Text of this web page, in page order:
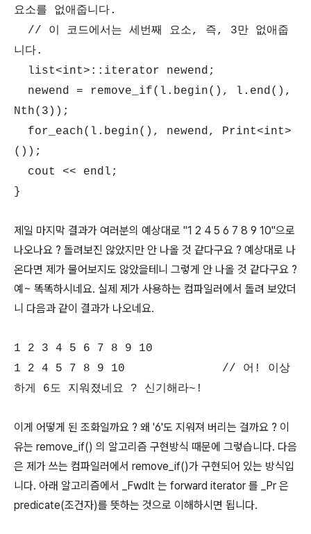
요소를 없애줍니다.
// 이 코드에서는 세번째 요소, 즉, 3만 없애줍
니다.
list<int>::iterator newend;
newend = remove_if(l.begin(), l.end(),
Nth(3));
for_each(l.begin(), newend, Print<int>
());
cout << endl;
}
제일 마지막 결과가 여러분의 예상대로 "1 2 4 5 6 7 8 9 10"으로
나오나요 ? 돌려보진 않았지만 안 나올 것 같다구요 ? 예상대로 나
온다면 제가 물어보지도 않았을테니 그렇게 안 나올 것 같다구요 ?
예~ 똑똑하시네요. 실제 제가 사용하는 컴파일러에서 돌려 보았더
니 다음과 같이 결과가 나오네요.
1 2 3 4 5 6 7 8 9 10
1 2 4 5 7 8 9 10 // 어! 이상
하게 6도 지워졌네요 ? 신기해라~!
이게 어떻게 된 조화일까요 ? 왜 '6'도 지워져 버리는 걸까요 ? 이
유는 remove_if() 의 알고리즘 구현방식 때문에 그렇습니다. 다음
은 제가 쓰는 컴파일러에서 remove_if()가 구현되어 있는 방식입
니다. 아래 알고리즘에서 _FwdIt 는 forward iterator 를 _Pr 은
predicate(조건자)를 뜻하는 것으로 이해하시면 됩니다.